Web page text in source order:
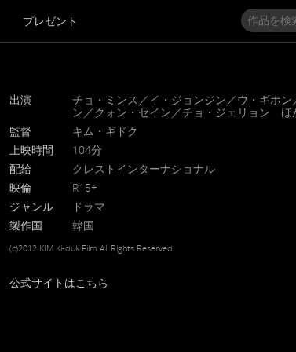
プレゼント
出演
チョ・ミンス／イ・ジョンジン／ウ・ギホン
ン／クォン・セイン／チョ・ジェリョン ほ
監督
キム・ギドク
上映時間
104分
配給
クレストインターナショナル
映倫
R15+
ジャンル
ドラマ
製作国
韓国
(c)2012 KIM Ki-duk Film All Rights Reserved.
公式サイトはこちら